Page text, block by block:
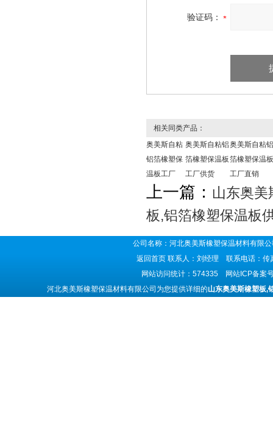
验证码：
相关同类产品：
奥美斯自粘
铝箔橡塑保
温板工厂
奥美斯自粘铝
箔橡塑保温板
工厂供货
奥美斯自粘铝
箔橡塑保温板
工厂直销
上一篇： 山东奥美
板,铝箔橡塑保温板
公司名称：河北奥美斯橡塑保温材料有
返回首页 联系人：刘经理 联系电话：
网站访问统计：574335 网站ICP备案
河北奥美斯橡塑保温材料有限公司为您提供详细的山东奥美斯橡塑板,